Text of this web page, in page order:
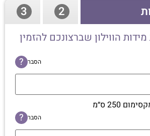
2
3
הווילון שברצונכם להזמין
הסבר ?
הסבר ?